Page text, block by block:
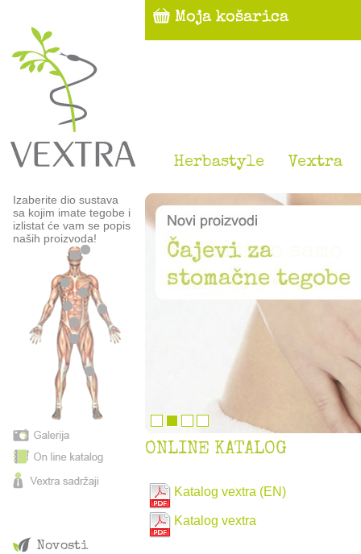
Herbastyle Vextra
Izaberite dio sustava
sa kojim imate tegobe i
izlistat će vam se popis
naših proizvoda!
Novosti
ONLINE KATALOG
Katalog vextra (EN)
Katalog vextra